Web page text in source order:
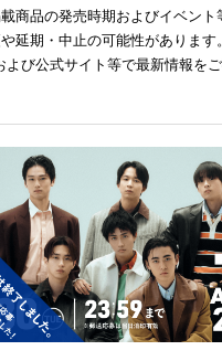
商品の発売時期およびイベント
延期・中止の可能性があります
よび公式サイト等で最新情報を